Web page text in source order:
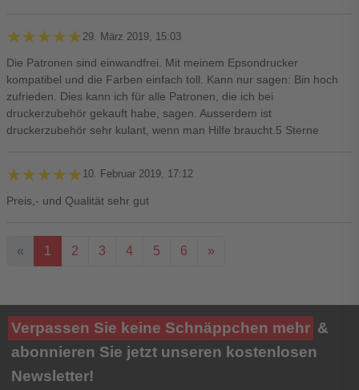
★★★★★
★★★★★ 29. März 2019, 15:03
Die Patronen sind einwandfrei. Mit meinem Epsondrucker
kompatibel und die Farben einfach toll. Kann nur sagen: Bin hoch
zufrieden. Dies kann ich für alle Patronen, die ich bei
druckerzubehör gekauft habe, sagen. Ausserdem ist
druckerzubehör sehr kulant, wenn man Hilfe braucht.5 Sterne
★★★★★
★★★★★ 10. Februar 2019, 17:12
Preis,- und Qualität sehr gut
« 1 2 3 4 5 6 »
Ihre Bewertung**
★★★★★
Titel**
Verpassen Sie keine Schnäppchen mehr &
abonnieren Sie jetzt unseren kostenlosen
Newsletter!